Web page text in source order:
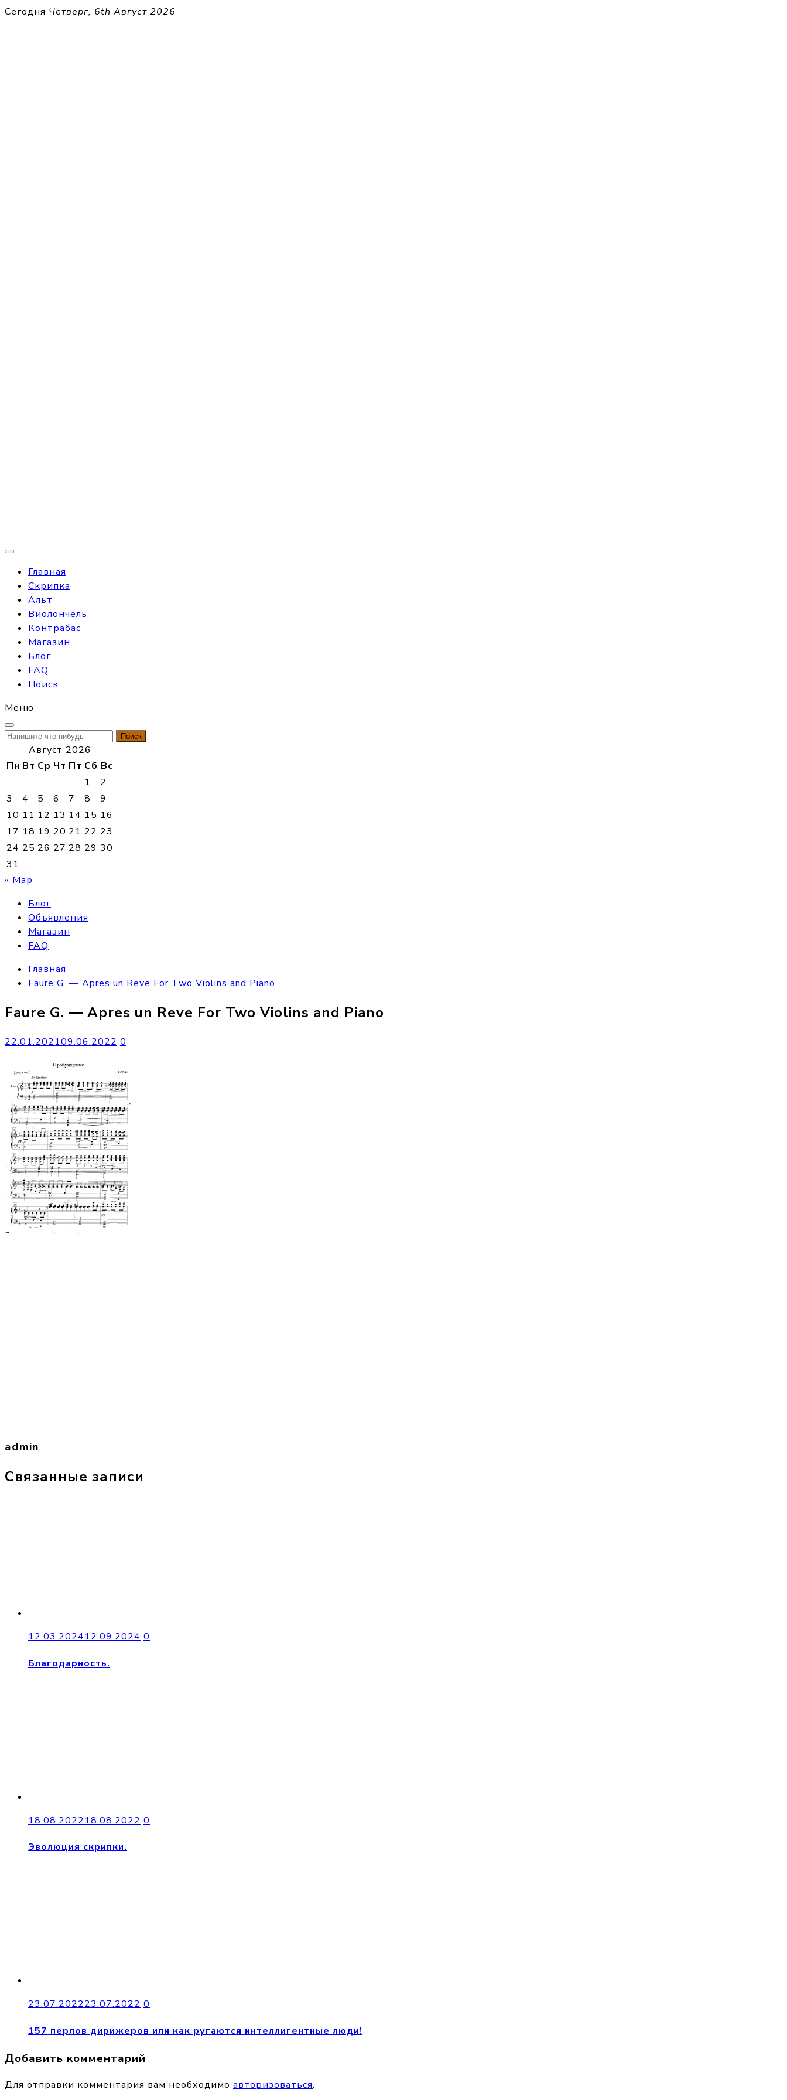
Перейти
Сегодня Четверг, 6th Август 2026
Главная
Скрипка
Альт
Виолончель
Контрабас
Магазин
Блог
FAQ
Поиск
Меню
Найти:
Август 2026
Пн Вт Ср Чт Пт Сб Вс
1
2
3
4 5 6 7 8
9
10 11 12 13 14 15 16
17 18 19 20 21 22 23
24 25 26 27 28 29 30
31
« Мар
Блог
Объявления
Магазин
FAQ
Главная
Faure G. — Apres un Reve For Two Violins and Piano
Faure G. — Apres un Reve For Two Violins and Piano
22.01.202109.06.2022 0
admin
Связанные записи
12.03.202412.09.2024 0
Благодарность.
18.08.202218.08.2022 0
Эволюция скрипки.
23.07.202223.07.2022 0
157 перлов дирижеров или как ругаются интеллигентные люди!
Добавить комментарий
Для отправки комментария вам необходимо авторизоваться.